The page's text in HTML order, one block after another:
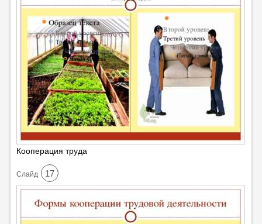
Кооперация труда
Cлайд 17